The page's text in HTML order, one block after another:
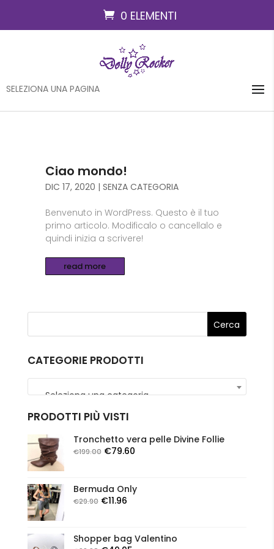
0 ELEMENTI
SELEZIONA UNA PAGINA
Ciao mondo!
DIC 17, 2020 | SENZA CATEGORIA
Benvenuto in WordPress. Questo è il tuo
primo articolo. Modificalo o cancellalo e
quindi inizia a scrivere!
read more
CATEGORIE PRODOTTI
Seleziona una categoria
PRODOTTI PIÙ VISTI
Tronchetto vera pelle Divine Follie
€199.00 Il
era:
€199.00.
€79.60Il
è:
Bermuda Only
€29.90 Il
era:
€11.96Il
è:
Shopper bag Valentino